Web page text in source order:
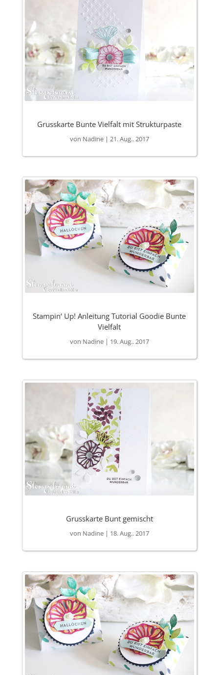
Grusskarte Bunte Vielfalt mit Strukturpaste
von Nadine| 21. Aug.. 2017
Stampin‘ Up! Anleitung Tutorial Goodie Bunte
Vielfalt
von Nadine| 19. Aug.. 2017
Grusskarte Bunt gemischt
von Nadine| 18. Aug.. 2017